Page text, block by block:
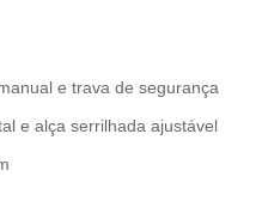
e trava de segurança
e alça serrilhada ajustável